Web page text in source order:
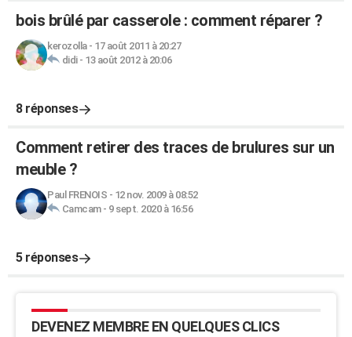
bois brûlé par casserole : comment réparer ?
kerozolla- 17 août 2011 à 20:27
didi- 13 août 2012 à 20:06
8 réponses
Comment retirer des traces de brulures sur un
meuble ?
Paul FRENOIS - 12 nov. 2009 à 08:52
Camcam- 9 sept. 2020 à 16:56
5 réponses
DEVENEZ MEMBRE EN QUELQUES CLICS